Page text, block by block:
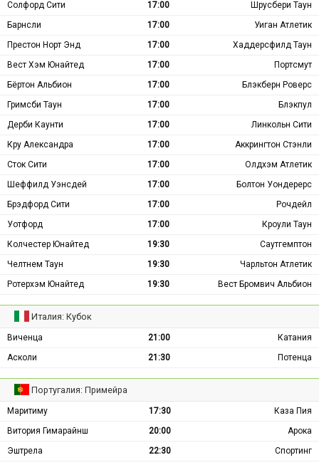
Солфорд Сити
17:00
Шрусбери Таун
Барнсли
17:00
Уиган Атлетик
Престон Норт Энд
17:00
Хаддерсфилд Таун
Вест Хэм Юнайтед
17:00
Портсмут
Бёртон Альбион
17:00
Блэкберн Роверс
Гримсби Таун
17:00
Блэкпул
Дерби Каунти
17:00
Линкольн Сити
Кру Александра
17:00
Аккрингтон Стэнли
Сток Сити
17:00
Олдхэм Атлетик
Шеффилд Уэнсдей
17:00
Болтон Уондерерс
Брэдфорд Сити
17:00
Рочдейл
Уотфорд
17:00
Кроули Таун
Колчестер Юнайтед
19:30
Саутгемптон
Челтнем Таун
19:30
Чарльтон Атлетик
Ротерхэм Юнайтед
19:30 Вест Бромвич Альбион
Италия: Кубок
Виченца 21:00
Катания
Асколи
21:30 Потенца
Португалия: Примейра
Маритиму 17:30
Каза Пия
Витория Гимарайнш
20:00
Арока
Эштрела
22:30 Спортинг